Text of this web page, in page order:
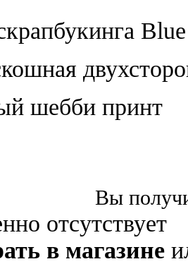
шебби принт
Вы
отсутствует
в магазине